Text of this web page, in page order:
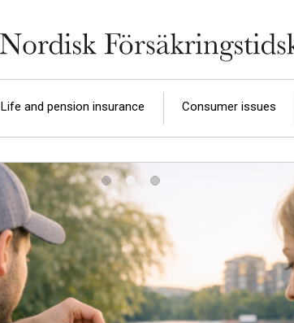
Life and pension insurance Consumer issues